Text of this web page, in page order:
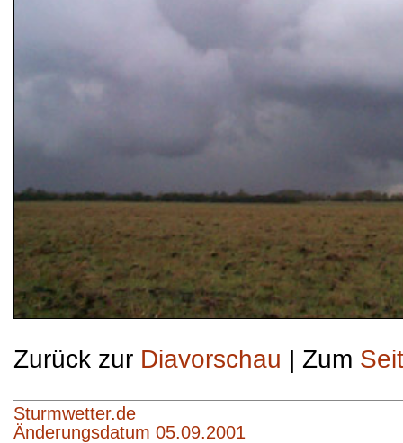
Zurück zur Diavorschau | Zum
Sturmwetter.de
Änderungsdatum 05.09.2001